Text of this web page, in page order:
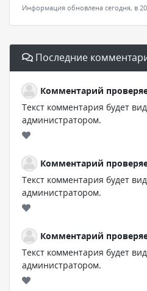
Информация обновлена сегодня, в
Последние
Комментарий
Текст комментария будет
администратором.
Комментарий
Текст комментария будет
администратором.
Комментарий
Текст комментария будет
администратором.